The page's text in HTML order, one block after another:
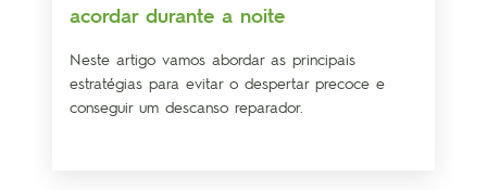
acordar durante a noite
Neste artigo vamos abordar as principais
estratégias para evitar o despertar precoce e
conseguir um descanso reparador.